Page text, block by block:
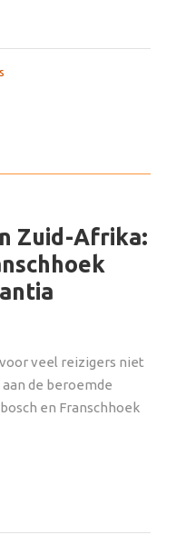
Zuid-Afrika:
veel reizigers niet
de beroemde
en Franschhoek